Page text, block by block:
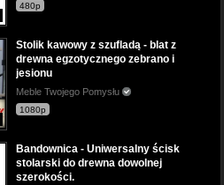
480p
Stolik kawowy z szufladą - blat z
drewna egzotycznego zebrano i
jesionu
Meble Twojego Pomysłu
1080p
Bandownica - Uniwersalny ścisk
stolarski do drewna dowolnej
szerokości.